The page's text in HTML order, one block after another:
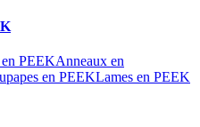
en PEEKAnneaux en
en PEEKLames en PEEK